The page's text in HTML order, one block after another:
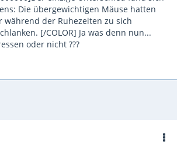
Die übergewichtigen Mäuse hatten
der Ruhezeiten zu sich
[/COLOR] Ja was denn nun...
oder nicht ???